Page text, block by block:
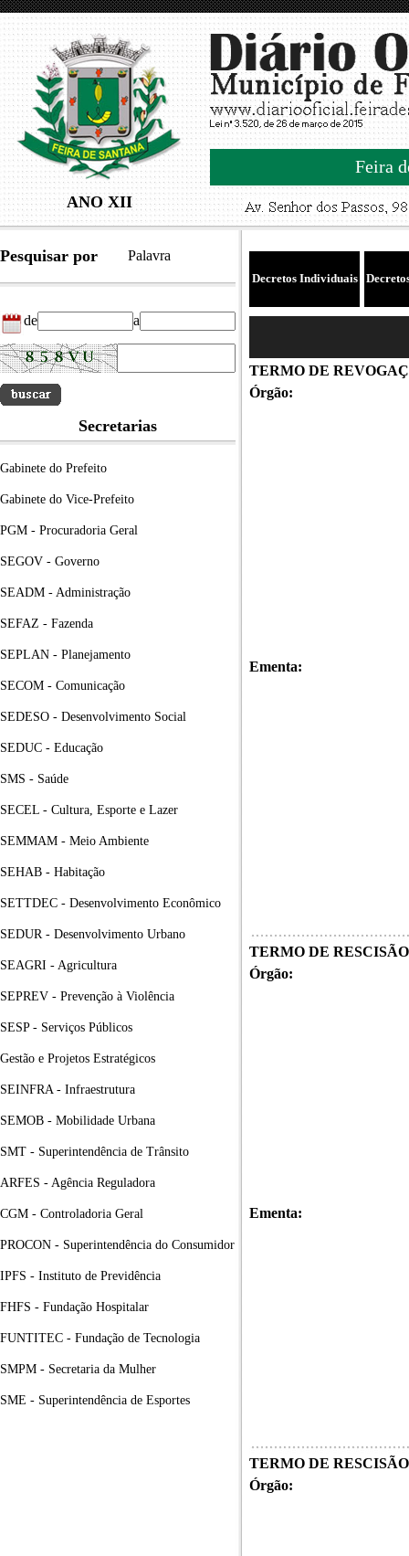
ANO XII
Feira
Pesquisar por Palavra
de a
Secretarias
Gabinete do Prefeito
Gabinete do Vice-Prefeito
PGM - Procuradoria Geral
SEGOV - Governo
SEADM - Administração
SEFAZ - Fazenda
SEPLAN - Planejamento
SECOM - Comunicação
SEDESO - Desenvolvimento Social
SEDUC - Educação
SMS - Saúde
SECEL - Cultura, Esporte e Lazer
SEMMAM - Meio Ambiente
SEHAB - Habitação
SETTDEC - Desenvolvimento Econômico
SEDUR - Desenvolvimento Urbano
SEAGRI - Agricultura
SEPREV - Prevenção à Violência
SESP - Serviços Públicos
Gestão e Projetos Estratégicos
SEINFRA - Infraestrutura
SEMOB - Mobilidade Urbana
SMT - Superintendência de Trânsito
ARFES - Agência Reguladora
CGM - Controladoria Geral
PROCON - Superintendência do Consumidor
IPFS - Instituto de Previdência
FHFS - Fundação Hospitalar
FUNTITEC - Fundação de Tecnologia
SMPM - Secretaria da Mulher
SME - Superintendência de Esportes
Decretos Individuais
TERMO DE
Órgão:
Ementa:
TERMO DE
Órgão:
Ementa:
TERMO DE
Órgão: